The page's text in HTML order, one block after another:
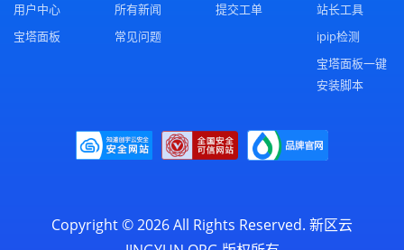
用户中心
宝塔面板
所有新闻
常见问题
提交工单
站长工具
ipip检测
宝塔面板一键
安装脚本
Copyright © 2026 All Rights Reserved. 新区云